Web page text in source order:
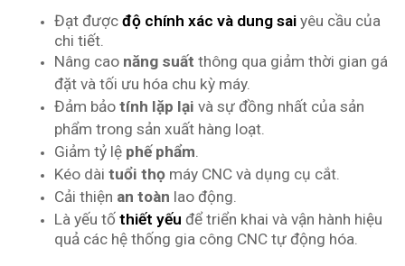
Đạt được độ chính xác và dung sai yêu cầu của
chi tiết.
Nâng cao năng suất thông qua giảm thời gian gá
đặt và tối ưu hóa chu kỳ máy.
Đảm bảo tính lặp lại và sự đồng nhất của sản
phẩm trong sản xuất hàng loạt.
Giảm tỷ lệ phế phẩm
Kéo dài tuổi thọ máy CNC và dụng cụ cắt.
Cải thiện an toàn lao động.
Là yếu tố thiết yếu để triển khai và vận hành hiệu
quả các hệ thống gia công CNC tự động hóa.